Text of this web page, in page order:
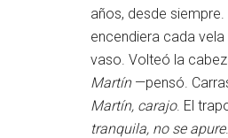
años, desde
encendiera cada
vaso. Volteó la
Martín —pensó.
Martín, carajo. El
tranquila, no se apure